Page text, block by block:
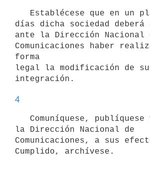
días dicha sociedad
ante la Dirección Nacional
Comunicaciones haber
forma
legal la modificación de su
4
la Dirección Nacional de
Comunicaciones, a sus